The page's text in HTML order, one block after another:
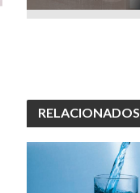
RELACIONADOS